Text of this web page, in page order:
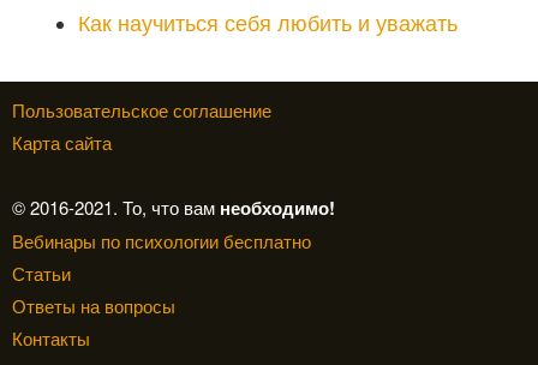
Как научиться себя любить и уважать
Пользовательское соглашение
Карта сайта
© 2016-2021. То, что вам необходимо!
Вебинары по психологии бесплатно
Статьи
Ответы на вопросы
Контакты